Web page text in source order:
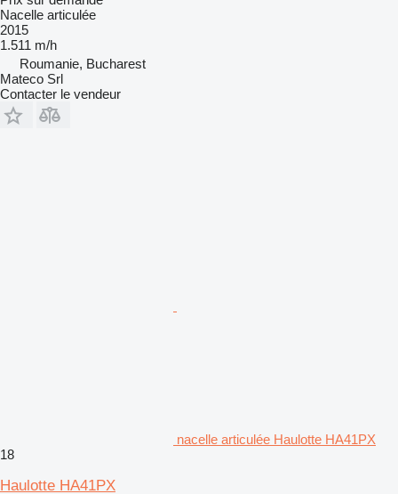
Nacelle articulée
2015
1.511 m/h
Roumanie, Bucharest
Mateco Srl
Contacter le vendeur
nacelle articulée Haulotte HA41PX
18
Haulotte HA41PX